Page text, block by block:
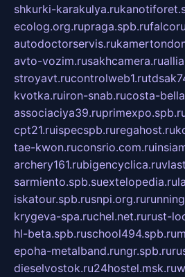
shkurki-karakulya.ru
ecolog.org.rupraga.spb.ru
autodoctorservis.ru
avto-vozim.rusakhcamera.ru
stroyavt.rucontrolweb1.ru
kvotka.ruiron-snab.rucosta-
associaciya39.ru
cpt21.ruispecspb.ruregahost.ru
tae-kwon.ruconsrio.com.ru
archery161.rubigencyclica.ru
sarmiento.spb.suextelopedia.ru
iskatour.spb.rusnpi.org.ru
krygeva-spa.ruchel.net.rurust-
hl-beta.spb.ruschool494.spb.ru
epoha-metalband.rungr.spb.ru
dieselvostok.ru24hostel.msk.ru